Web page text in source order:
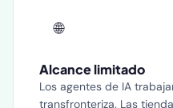
🌐
Alcance limitado
Los agentes de IA
transfronteriza. Las